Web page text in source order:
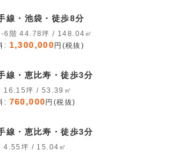
線・池袋・徒歩8分
5階-6階 44.78坪 / 148.04㎡
: 1,300,000 円(税抜)
線・恵比寿・徒歩3分
1階 16.15坪 / 53.39㎡
: 760,000 円(税抜)
線・恵比寿・徒歩3分
3階 4.55坪 / 15.04㎡